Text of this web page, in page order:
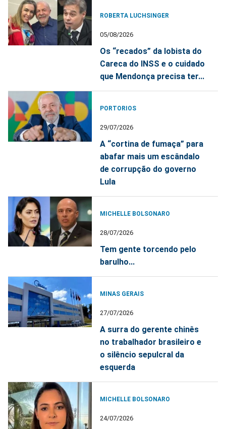
ROBERTA LUCHSINGER
05/08/2026
Os “recados” da lobista do
Careca do INSS e o cuidado
que Mendonça precisa ter...
PORTORIOS
29/07/2026
A “cortina de fumaça” para
abafar mais um escândalo
de corrupção do governo
Lula
MICHELLE BOLSONARO
28/07/2026
Tem gente torcendo pelo
barulho...
MINAS GERAIS
27/07/2026
A surra do gerente chinês
no trabalhador brasileiro e
o silêncio sepulcral da
esquerda
MICHELLE BOLSONARO
24/07/2026